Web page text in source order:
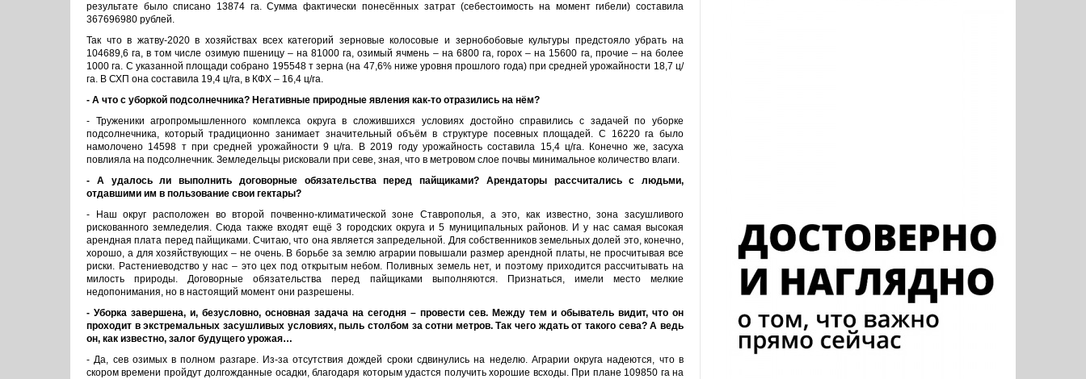
результате было списано 13874 га. Сумма фактически понесённых затрат (себестоимость на момент гибели) составила
367696980 рублей.
Так что в жатву-2020 в хозяйствах всех категорий зерновые колосовые и зернобобовые культуры предстояло убрать на
104689,6 га, в том числе озимую пшеницу – на 81000 га, озимый ячмень – на 6800 га, горох – на 15600 га, прочие – на более
1000 га. С указанной площади собрано 195548 т зерна (на 47,6% ниже уровня прошлого года) при средней урожайности 18,7 ц/
га. В СХП она составила 19,4 ц/га, в КФХ – 16,4 ц/га.
- А что с уборкой подсолнечника? Негативные природные явления как-то отразились на нём?
- Труженики агропромышленного комплекса округа в сложившихся условиях достойно справились с задачей по уборке
подсолнечника, который традиционно занимает значительный объём в структуре посевных площадей. С 16220 га было
намолочено 14598 т при средней урожайности 9 ц/га. В 2019 году урожайность составила 15,4 ц/га. Конечно же, засуха
повлияла на подсолнечник. Земледельцы рисковали при севе, зная, что в метровом слое почвы минимальное количество влаги.
- А удалось ли выполнить договорные обязательства перед пайщиками? Арендаторы рассчитались с людьми,
отдавшими им в пользование свои гектары?
- Наш округ расположен во второй почвенно-климатической зоне Ставрополья, а это, как известно, зона засушливого
рискованного земледелия. Сюда также входят ещё 3 городских округа и 5 муниципальных районов. И у нас самая высокая
арендная плата перед пайщиками. Считаю, что она является запредельной. Для собственников земельных долей это, конечно,
хорошо, а для хозяйствующих – не очень. В борьбе за землю аграрии повышали размер арендной платы, не просчитывая все
риски. Растениеводство у нас – это цех под открытым небом. Поливных земель нет, и поэтому приходится рассчитывать на
милость природы. Договорные обязательства перед пайщиками выполняются. Признаться, имели место мелкие
недопонимания, но в настоящий момент они разрешены.
- Уборка завершена, и, безусловно, основная задача на сегодня – провести сев. Между тем и обыватель видит, что он
проходит в экстремальных засушливых условиях, пыль столбом за сотни метров. Так чего ждать от такого сева? А ведь
он, как известно, залог будущего урожая…
- Да, сев озимых в полном разгаре. Из-за отсутствия дождей сроки сдвинулись на неделю. Аграрии округа надеются, что в
скором времени пройдут долгожданные осадки, благодаря которым удастся получить хорошие всходы. При плане 109850 га на